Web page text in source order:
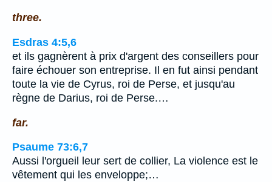
three.
Esdras 4:5,6
et ils gagnèrent à prix d'argent des conseillers pour
faire échouer son entreprise. Il en fut ainsi pendant
toute la vie de Cyrus, roi de Perse, et jusqu'au
règne de Darius, roi de Perse.…
far.
Psaume 73:6,7
Aussi l'orgueil leur sert de collier, La violence est le
vêtement qui les enveloppe;…